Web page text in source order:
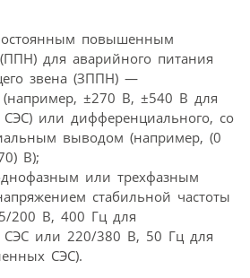
повышенным
для аварийного питания
звена (ЗППН) —
(например, ±270 В, ±540 В для
СЭС) или дифференциального, со
выводом (например, (0
В);
или трехфазным
стабильной частоты
200 В, 400 Гц для
СЭС или 220/380 В, 50 Гц для
СЭС).